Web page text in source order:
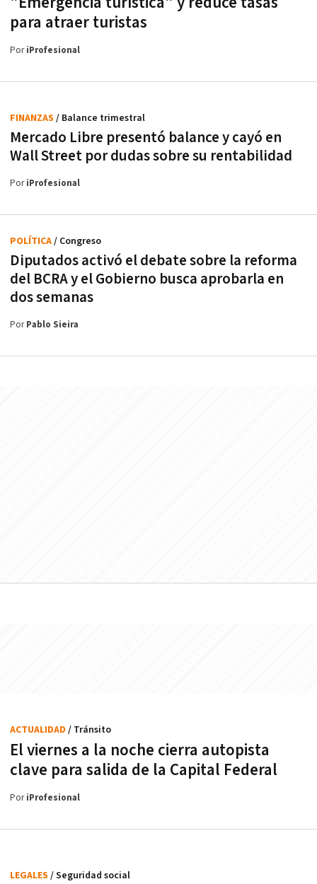
para atraer turistas
PoriProfesional
Mercado Libre presentó balance y cayó en
Wall Street por dudas sobre su rentabilidad
FINANZAS / Balance trimestral
PoriProfesional
Diputados activó el debate sobre la reforma
del BCRA y el Gobierno busca aprobarla en
dos semanas
POLÍTICA/ Congreso
PorPablo Sieira
El viernes a la noche cierra autopista
clave para salida de la Capital Federal
ACTUALIDAD / Tránsito
PoriProfesional
LEGALES / Seguridad social